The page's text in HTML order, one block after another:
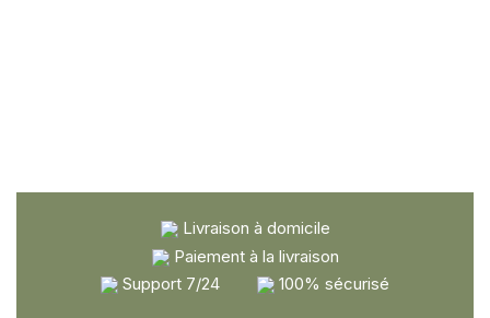
Livraison à domicile
Paiement à la livraison
Support 7/24
100% sécurisé